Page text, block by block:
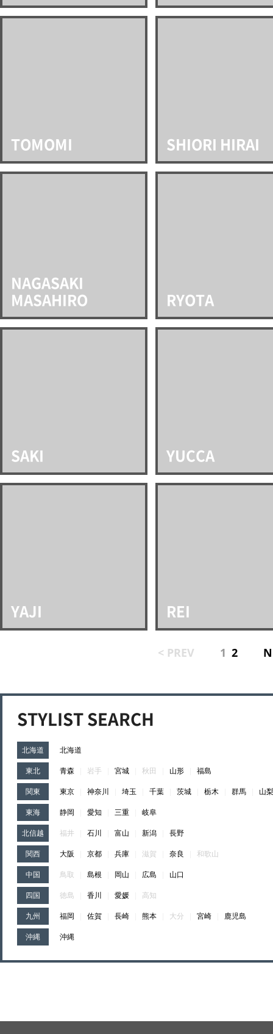
TOMOMI SHIORI HIRAI
NAGASAKI
MASAHIRO RYOTA
SAKI YUCCA
YAJI REI
< PREV 1 2
STYLIST SEARCH
北海道 北海道
東北 青森 岩手 宮城 秋田 山形 福島
関東 東京 神奈川 埼玉 千葉 茨城 栃木 群馬 山梨
東海 静岡 愛知 三重 岐阜
北信越 福井 石川 富山 新潟 長野
関西 大阪 京都 兵庫 滋賀 奈良 和歌山
中国 鳥取 島根 岡山 広島 山口
四国 徳島 香川 愛媛 高知
九州 福岡 佐賀 長崎 熊本 大分 宮崎 鹿児島
沖縄 沖縄